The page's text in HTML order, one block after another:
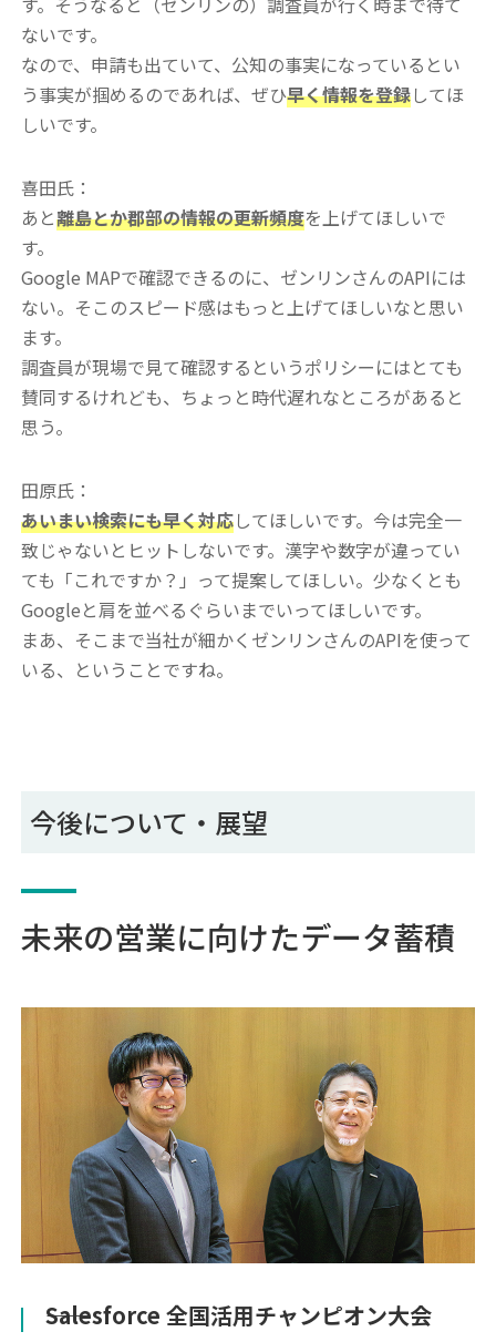
ないです。
なので、申請も出ていて、公知の事実になっているとい
う事実が掴めるのであれば、ぜひ早く情報を登録してほ
しいです。
喜田氏：
あと離島とか郡部の情報の更新頻度を上げてほしいで
す。
Google MAPで確認できるのに、ゼンリンさんのAPIには
ない。そこのスピード感はもっと上げてほしいなと思い
ます。
調査員が現場で見て確認するというポリシーにはとても
賛同するけれども、ちょっと時代遅れなところがあると
思う。
田原氏：
あいまい検索にも早く対応してほしいです。今は完全一
致じゃないとヒットしないです。漢字や数字が違ってい
ても「これですか？」って提案してほしい。少なくとも
Googleと肩を並べるぐらいまでいってほしいです。
まあ、そこまで当社が細かくゼンリンさんのAPIを使って
いる、ということですね。
今後について・展望
未来の営業に向けたデータ蓄積
――Salesforce 全国活用チャンピオン大会